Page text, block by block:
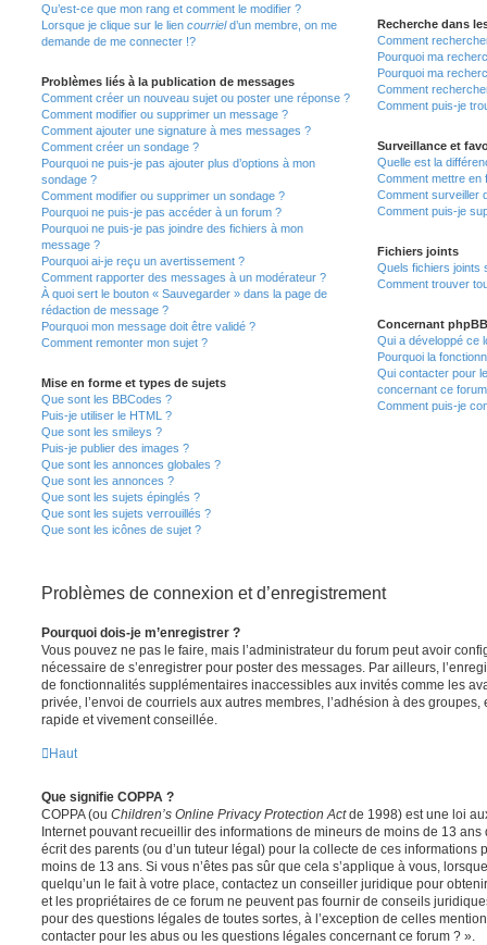
Qu’est-ce que mon rang et comment le modifier ?
Lorsque je clique sur le lien courrield’un membre, on me
demande de me connecter !?
Problèmes liés à la publication de messages
Comment créer un nouveau sujet ou poster une réponse ?
Comment modifier ou supprimer un message ?
Comment ajouter une signature à mes messages ?
Comment créer un sondage ?
Pourquoi ne puis-je pas ajouter plus d’options à mon
sondage ?
Comment modifier ou supprimer un sondage ?
Pourquoi ne puis-je pas accéder à un forum ?
Pourquoi ne puis-je pas joindre des fichiers à mon
message ?
Pourquoi ai-je reçu un avertissement ?
Comment rapporter des messages à un modérateur ?
À quoi sert le bouton « Sauvegarder » dans la page de
rédaction de message ?
Pourquoi mon message doit être validé ?
Comment remonter mon sujet ?
Mise en forme et types de sujets
Que sont les BBCodes ?
Puis-je utiliser le HTML ?
Que sont les smileys ?
Puis-je publier des images ?
Que sont les annonces globales ?
Que sont les annonces ?
Que sont les sujets épinglés ?
Que sont les sujets verrouillés ?
Que sont les icônes de sujet ?
Recherche dans
Comment
Pourquoi ma
Pourquoi ma
Comment
Comment puis-je
Surveillance et
Quelle est la
Comment mettre en
Comment surveiller
Comment puis-je
Fichiers joints
Quels fichiers joints
Comment trouver
Concernant phpBB
Qui a développé ce
Pourquoi la
Qui contacter pour
concernant ce
Comment puis-je
Problèmes de connexion et d’enregistrement
Pourquoi dois-je m’enregistrer ?
Vous pouvez ne pas le faire, mais l’administrateur du forum peut avoir
nécessaire de s’enregistrer pour poster des messages. Par ailleurs,
de fonctionnalités supplémentaires inaccessibles aux invités comme les
privée, l’envoi de courriels aux autres membres, l’adhésion à des groupes,
rapide et vivement conseillée.
Haut
Que signifie COPPA ?
COPPA (ou Children’s Online Privacy Protection Actde 1998) est une loi
Internet pouvant recueillir des informations de mineurs de moins de 13
écrit des parents (ou d’un tuteur légal) pour la collecte de ces informations
moins de 13 ans. Si vous n’êtes pas sûr que cela s’applique à vous,
quelqu’un le fait à votre place, contactez un conseiller juridique pour
et les propriétaires de ce forum ne peuvent pas fournir de conseils
pour des questions légales de toutes sortes, à l’exception de celles
contacter pour les abus ou les questions légales concernant ce forum ? ».